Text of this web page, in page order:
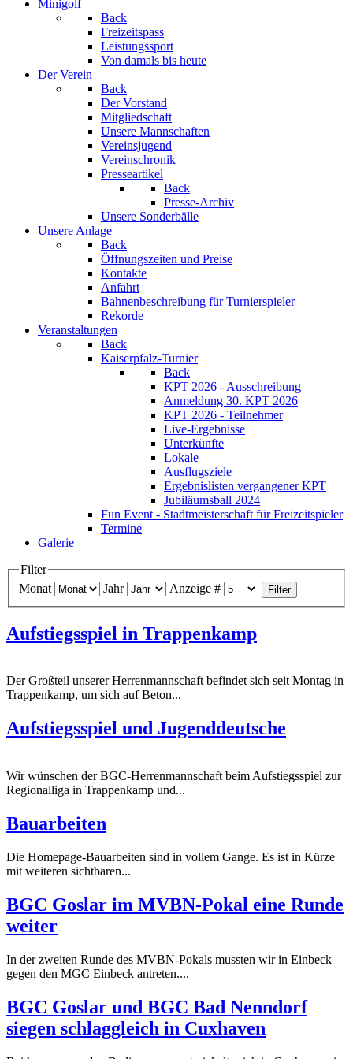
Minigolf
Back
Freizeitspass
Leistungssport
Von damals bis heute
Der Verein
Back
Der Vorstand
Mitgliedschaft
Unsere Mannschaften
Vereinsjugend
Vereinschronik
Presseartikel
Back
Presse-Archiv
Unsere Sonderbälle
Unsere Anlage
Back
Öffnungszeiten und Preise
Kontakte
Anfahrt
Bahnenbeschreibung für Turnierspieler
Rekorde
Veranstaltungen
Back
Kaiserpfalz-Turnier
Back
KPT 2026 - Ausschreibung
Anmeldung 30. KPT 2026
KPT 2026 - Teilnehmer
Live-Ergebnisse
Unterkünfte
Lokale
Ausflugsziele
Ergebnislisten vergangener KPT
Jubiläumsball 2024
Fun Event - Stadtmeisterschaft für Freizeitspieler
Termine
Galerie
Filter
Monat
Jahr Anzeige # Filter
Aufstiegsspiel in Trappenkamp
Der Großteil unserer Herrenmannschaft befindet sich seit Montag in
Trappenkamp, um sich auf Beton...
Aufstiegsspiel und Jugenddeutsche
Wir wünschen der BGC-Herrenmannschaft beim Aufstiegsspiel zur
Regionalliga in Trappenkamp und...
Bauarbeiten
Die Homepage-Bauarbeiten sind in vollem Gange. Es ist in Kürze
mit weiteren sichtbaren...
BGC Goslar im MVBN-Pokal eine Runde
weiter
In der zweiten Runde des MVBN-Pokals mussten wir in Einbeck
gegen den MGC Einbeck antreten....
BGC Goslar und BGC Bad Nenndorf
siegen schlaggleich in Cuxhaven